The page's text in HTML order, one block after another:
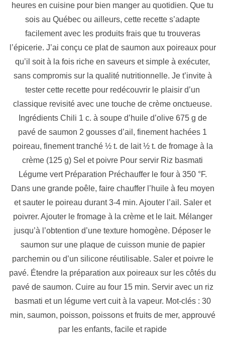
heures en cuisine pour bien manger au quotidien. Que tu
sois au Québec ou ailleurs, cette recette s’adapte
facilement avec les produits frais que tu trouveras
l’épicerie. J’ai conçu ce plat de saumon aux poireaux pour
qu’il soit à la fois riche en saveurs et simple à exécuter,
sans compromis sur la qualité nutritionnelle. Je t’invite à
tester cette recette pour redécouvrir le plaisir d’un
classique revisité avec une touche de crème onctueuse.
Ingrédients Chili 1 c. à soupe d’huile d’olive 675 g de
pavé de saumon 2 gousses d’ail, finement hachées 1
poireau, finement tranché ½ t. de lait ½ t. de fromage à la
crème (125 g) Sel et poivre Pour servir Riz basmati
Légume vert Préparation Préchauffer le four à 350 °F.
Dans une grande poêle, faire chauffer l’huile à feu moyen
et sauter le poireau durant 3-4 min. Ajouter l’ail. Saler et
poivrer. Ajouter le fromage à la crème et le lait. Mélanger
jusqu’à l’obtention d’une texture homogène. Déposer le
saumon sur une plaque de cuisson munie de papier
parchemin ou d’un silicone réutilisable. Saler et poivre le
pavé. Étendre la préparation aux poireaux sur les côtés du
pavé de saumon. Cuire au four 15 min. Servir avec un riz
basmati et un légume vert cuit à la vapeur. Mot-clés : 30
min, saumon, poisson, poissons et fruits de mer, approuvé
par les enfants, facile et rapide